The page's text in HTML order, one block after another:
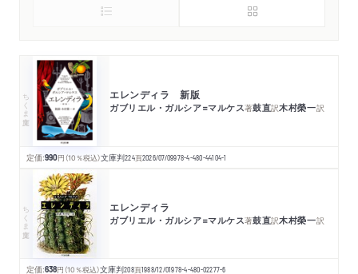
ちくま文庫 エレンディラ 新版
ガブリエル・ガルシア=マルケス著鼓直訳木村榮一訳
定価:990円 （10％税込）文庫判224頁2026/07/09978-4-480-44104-1
ちくま文庫 エレンディラ
ガブリエル・ガルシア=マルケス著鼓直訳木村榮一訳
定価:638円 （10％税込）文庫判208頁1988/12/01978-4-480-02277-6